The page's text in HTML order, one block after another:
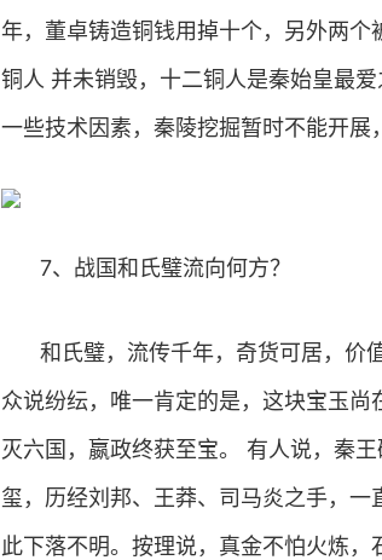
年，董卓铸造铜钱用掉十个，另外两
铜人 并未销毁，十二铜人是秦始皇最
一些技术因素，秦陵挖掘暂时不能开展
7、战国和氏璧流向何方？
和氏璧，流传千年，奇货可居，价
众说纷纭，唯一肯定的是，这块宝玉
灭六国，嬴政终获至宝。 有人说，秦
玺，历经刘邦、王莽、司马炎之手，
此下落不明。按理说，真金不怕火炼，